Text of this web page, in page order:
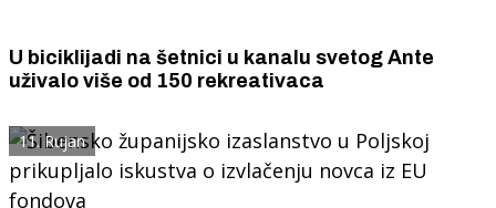
U biciklijadi na šetnici u kanalu svetog Ante
uživalo više od 150 rekreativaca
11. Rujan